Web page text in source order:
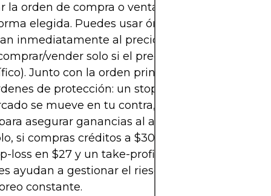
la orden de compra o venta de créditos de
elegida. Puedes usar órdenes de mercado
inmediatamente al precio vigente) u órdenes
vender solo si el precio alcanza un nivel
Junto con la orden principal, es muy
de protección: un stop-loss para limitar
se mueve en tu contra, y eventualmente
asegurar ganancias al alcanzar tu objetivo.
si compras créditos a $30 por tonelada,
loss en $27 y un take-profit en $35 según tu
ayudan a gestionar el riesgo y evitan la
constante.